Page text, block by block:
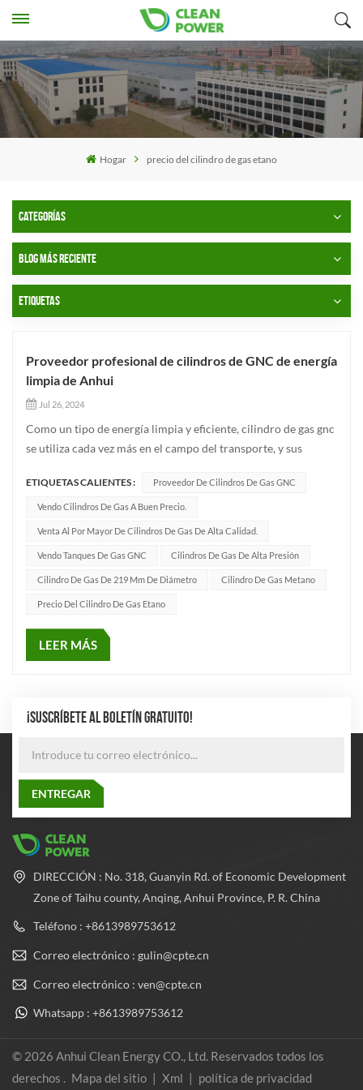
Hogar precio del cilindro de gas etano
CATEGORÍAS
BLOG MÁS RECIENTE
ETIQUETAS
Proveedor profesional de cilindros de GNC de energía
limpia de Anhui
Jul 26, 2024
Como un tipo de energía limpia y eficiente, cilindro de gas gnc
se utiliza cada vez más en el campo del transporte, y sus
sino que también muestran importantes ventajas en la
protección del medio ambiente, la seguridad y la viabilidad
técn...
ETIQUETAS CALIENTES : Proveedor De Cilindros De Gas GNC
Vendo Cilindros De Gas A Buen Precio.
Venta Al Por Mayor De Cilindros De Gas De Alta Calidad.
Vendo Tanques De Gas GNC Cilindros De Gas De Alta Presión
Cilindro De Gas De 219 Mm De Diámetro Cilindro De Gas Metano
Precio Del Cilindro De Gas Etano
LEER MÁS
¡SUSCRÍBETE AL BOLETÍN GRATUITO!
DIRECCIÓN : No. 318, Guanyin Rd. of Economic Development
Zone of Taihu county, Anqing, Anhui Province, P. R. China
Teléfono : +8613989753612
Correo electrónico : gulin@cpte.cn
Correo electrónico : ven@cpte.cn
Whatsapp : +8613989753612
© 2026 Anhui Clean Energy CO., Ltd. Reservados todos los
derechos . Mapa del sitio | Xml | política de privacidad